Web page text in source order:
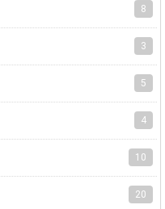
8
3
5
4
10
20